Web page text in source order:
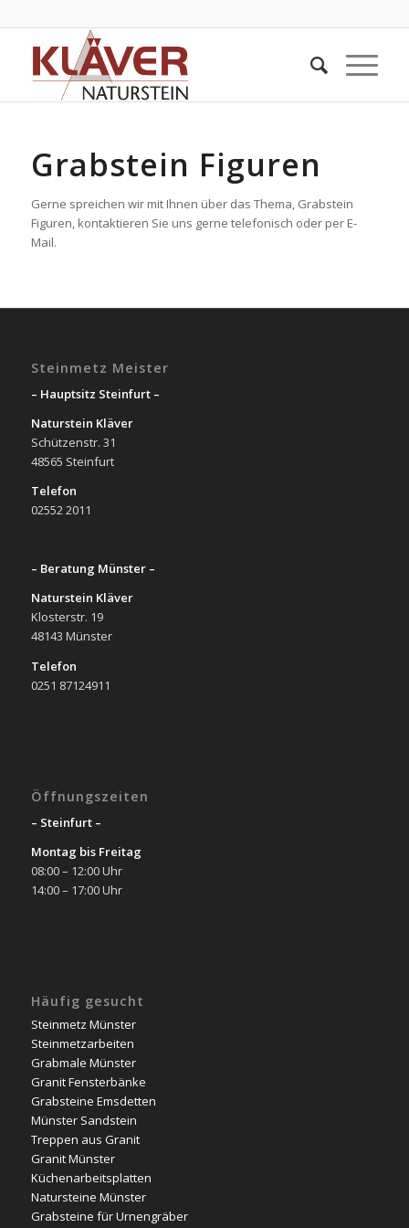
Grabstein Figuren
Gerne spreichen wir mit Ihnen über das Thema, Grabstein
Figuren, kontaktieren Sie uns gerne telefonisch oder per E-
Mail.
Steinmetz Meister
– Hauptsitz Steinfurt –
Naturstein Kläver
Schützenstr. 31
48565 Steinfurt
Telefon
02552 2011
– Beratung Münster –
Naturstein Kläver
Klosterstr. 19
48143 Münster
Telefon
0251 87124911
Öffnungszeiten
– Steinfurt –
Montag bis Freitag
08:00 – 12:00 Uhr
14:00 – 17:00 Uhr
Häufig gesucht
Steinmetz Münster
Steinmetzarbeiten
Grabmale Münster
Granit Fensterbänke
Grabsteine Emsdetten
Münster Sandstein
Treppen aus Granit
Granit Münster
Küchenarbeitsplatten
Natursteine Münster
Grabsteine für Urnengräber